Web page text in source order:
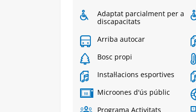
Adaptat parcialment per a
discapacitats
Arriba autocar
Bosc propi
Instal·lacions esportives
Microones d'ús públic
Programa Activitats